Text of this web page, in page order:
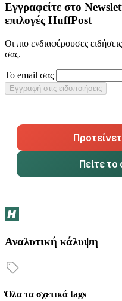
Εγγραφείτε στο
επιλογές HuffPost
Οι πιο ενδιαφέρουσες
σας.
Το email σας
Εγγραφή στις ειδοποιήσεις
Πείτε
Αναλυτική κάλυψη
Όλα τα σχετικά tags